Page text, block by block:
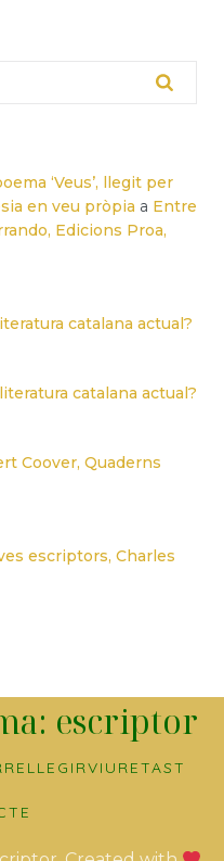
‘Veus’, llegit per
en veu pròpia a Entre
Edicions Proa,
catalana actual?
catalana actual?
Coover, Quaderns
escriptors, Charles
escriptor
RELLEGIRVIURETAST